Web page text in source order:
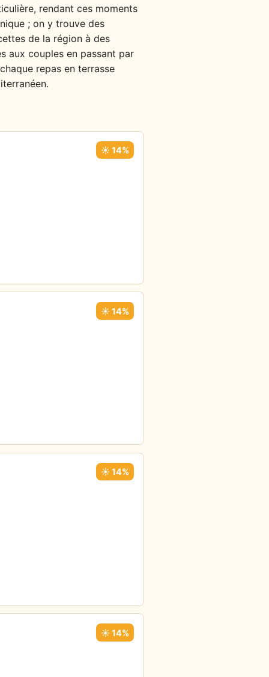
rendant ces moments
; on y trouve des
de la région à des
aux couples en passant par
repas en terrasse
☀️ 14%
☀️ 14%
☀️ 14%
☀️ 14%